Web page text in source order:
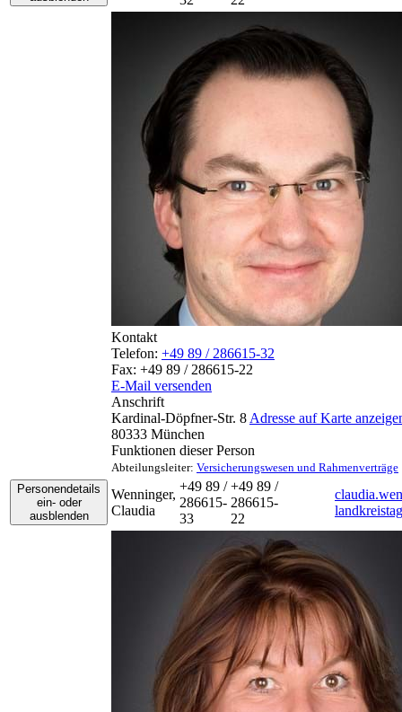
Kontakt
Telefon: +49 89 / 286615-32
Fax: +49 89 / 286615-22
E-Mail versenden
Anschrift
Kardinal-Döpfner-Str. 8 Adresse auf Karte
80333 München
Funktionen dieser Person
Abteilungsleiter: Versicherungswesen und Rahmenverträge
Personendetails
ein- oder
ausblenden
Wenninger,
Claudia
+49 89 /
286615-
33
+49 89 /
286615-
22